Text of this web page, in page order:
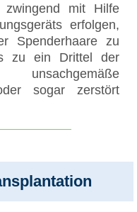
zwingend mit Hilfe
erfolgen,
Spenderhaare zu
zu ein Drittel der
sogar zerstört